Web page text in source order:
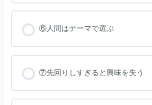
⑥人間はテーマで選ぶ
⑦先回りしすぎると興味を失う